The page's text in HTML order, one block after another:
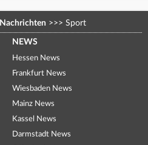
Nachrichten >>> Sport
NEWS
Hessen News
Frankfurt News
Wiesbaden News
Mainz News
Kassel News
Darmstadt News